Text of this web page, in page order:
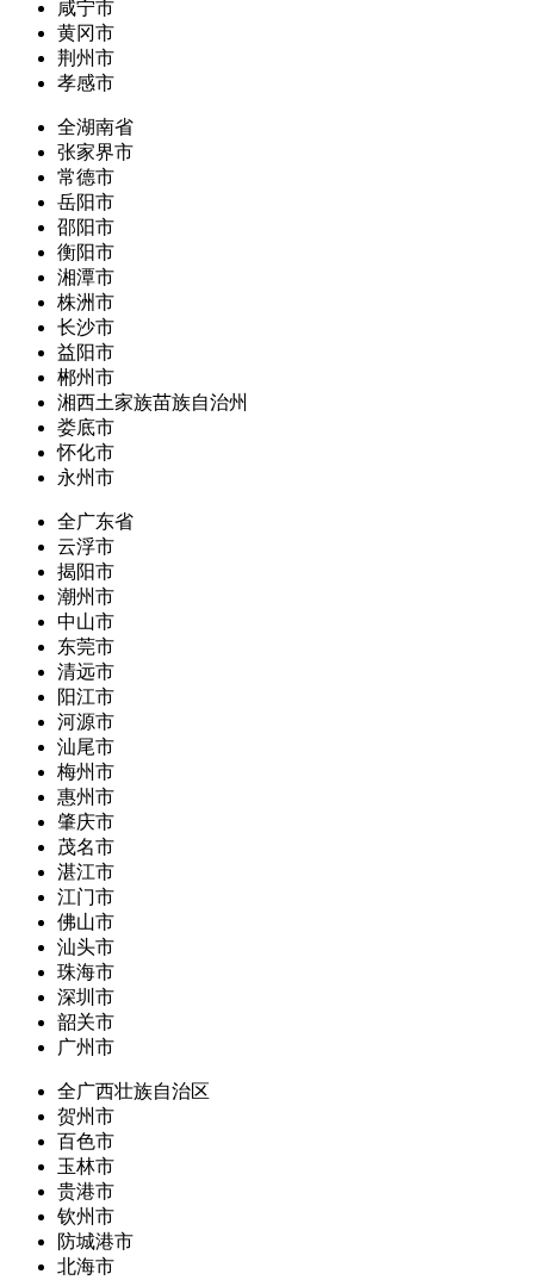
咸宁市
黄冈市
荆州市
孝感市
全湖南省
张家界市
常德市
岳阳市
邵阳市
衡阳市
湘潭市
株洲市
长沙市
益阳市
郴州市
湘西土家族苗族自治州
娄底市
怀化市
永州市
全广东省
云浮市
揭阳市
潮州市
中山市
东莞市
清远市
阳江市
河源市
汕尾市
梅州市
惠州市
肇庆市
茂名市
湛江市
江门市
佛山市
汕头市
珠海市
深圳市
韶关市
广州市
全广西壮族自治区
贺州市
百色市
玉林市
贵港市
钦州市
防城港市
北海市